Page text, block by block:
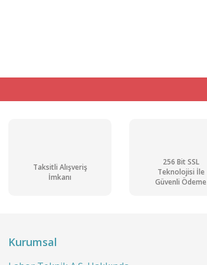
Taksitli Alışveriş
İmkanı
256 Bit SSL
Teknolojisi İle
Güvenli Ödeme
Kurumsal